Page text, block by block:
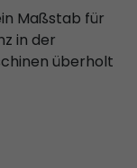
Maßstab für
in der
überholt